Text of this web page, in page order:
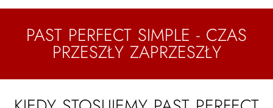
PAST PERFECT SIMPLE - CZAS
PRZESZŁY ZAPRZESZŁY